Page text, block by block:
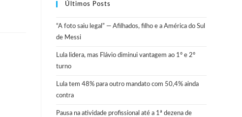
Últimos Posts
“A foto saiu legal” — Afilhados, filho e a América do Sul
de Messi
Lula lidera, mas Flávio diminui vantagem ao 1º e 2º
turno
Lula tem 48% para outro mandato com 50,4% ainda
contra
Pausa na atividade profissional até a 1ª dezena de